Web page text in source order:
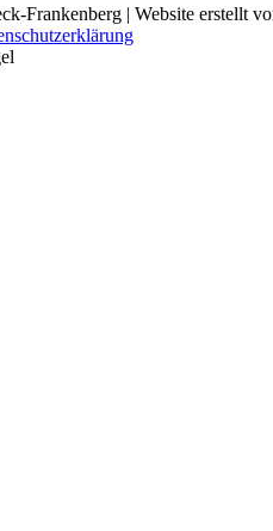
Frankenberg | Website erstellt